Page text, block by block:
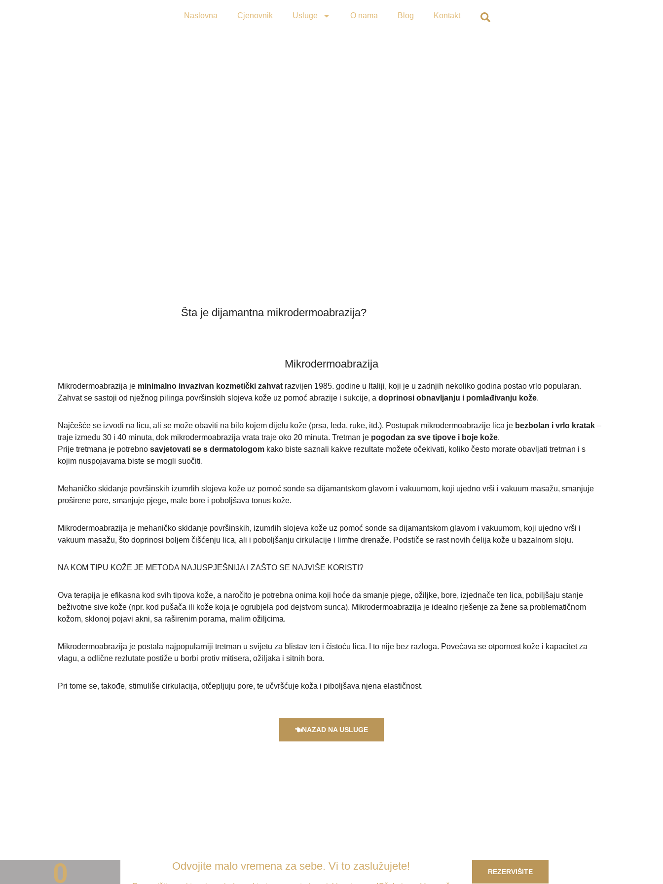
Naslovna Cjenovnik Usluge O nama Blog Kontakt
Šta je dijamantna mikrodermoabrazija?
Mikrodermoabrazija
Mikrodermoabrazija je minimalno invazivan kozmetički zahvat razvijen 1985. godine u Italiji, koji je u zadnjih nekoliko godina postao vrlo popularan.
Zahvat se sastoji od nježnog pilinga površinskih slojeva kože uz pomoć abrazije i sukcije, a doprinosi obnavljanju i pomlađivanju kože.
Najčešće se izvodi na licu, ali se može obaviti na bilo kojem dijelu kože (prsa, leđa, ruke, itd.). Postupak mikrodermoabrazije lica je bezbolan i vrlo kratak –
traje između 30 i 40 minuta, dok mikrodermoabrazija vrata traje oko 20 minuta. Tretman je pogodan za sve tipove i boje kože.
Prije tretmana je potrebno savjetovati se s dermatologom kako biste saznali kakve rezultate možete očekivati, koliko često morate obavljati tretman i s
kojim nuspojavama biste se mogli suočiti.
Mehaničko skidanje površinskih izumrlih slojeva kože uz pomoć sonde sa dijamantskom glavom i vakuumom, koji ujedno vrši i vakuum masažu, smanjuje
proširene pore, smanjuje pjege, male bore i poboljšava tonus kože.
Mikrodermoabrazija je mehaničko skidanje površinskih, izumrlih slojeva kože uz pomoć sonde sa dijamantskom glavom i vakuumom, koji ujedno vrši i
vakuum masažu, što doprinosi boljem čišćenju lica, ali i poboljšanju cirkulacije i limfne drenaže. Podstiče se rast novih ćelija kože u bazalnom sloju.
NA KOM TIPU KOŽE JE METODA NAJUSPJEŠNIJA I ZAŠTO SE NAJVIŠE KORISTI?
Ova terapija je efikasna kod svih tipova kože, a naročito je potrebna onima koji hoće da smanje pjege, ožiljke, bore, izjednače ten lica, pobiljšaju stanje
beživotne sive kože (npr. kod pušača ili kože koja je ogrubjela pod dejstvom sunca). Mikrodermoabrazija je idealno rješenje za žene sa problematičnom
kožom, sklonoj pojavi akni, sa raširenim porama, malim ožiljcima.
Mikrodermoabrazija je postala najpopularniji tretman u svijetu za blistav ten i čistoću lica. I to nije bez razloga. Povećava se otpornost kože i kapacitet za
vlagu, a odlične rezlutate postiže u borbi protiv mitisera, ožiljaka i sitnih bora.
Pri tome se, takođe, stimuliše cirkulacija, otčepljuju pore, te učvršćuje koža i piboljšava njena elastičnost.
NAZAD NA USLUGE
0 Odvojite malo vremena za sebe. Vi to zaslužujete! REZERVIŠITE